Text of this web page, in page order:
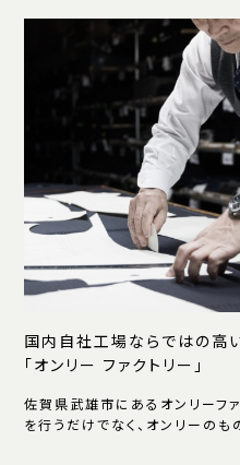
国内自社工場ならではの高
「オンリー ファクトリー」
佐賀県武雄市にあるオンリーフ
を行うだけでなく、オンリーのも